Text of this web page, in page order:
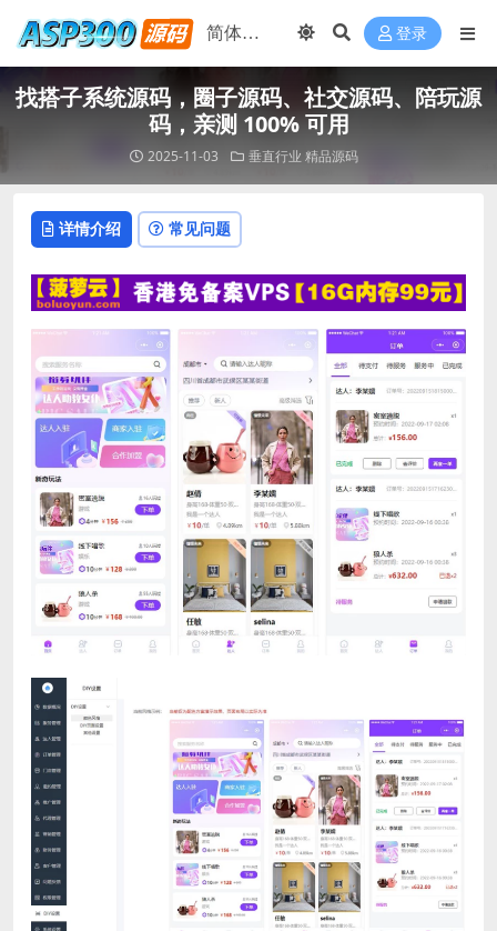
登录
找搭子系统源码，圈子源码、社交源码、陪玩源
码，亲测 100% 可用
2025-11-03 垂直行业 精品源码
详情介绍 常见问题